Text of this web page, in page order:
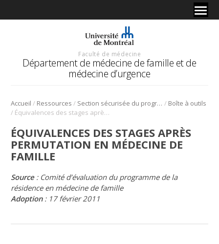
Faculté de médecine
Département de médecine de famille et de
médecine d’urgence
Accueil / Ressources / Section sécurisée du programme de médecine de famille / Boîte à outils
/
Équivalences des stages après permutation en médecine de famille
ÉQUIVALENCES DES STAGES APRÈS
PERMUTATION EN MÉDECINE DE
FAMILLE
Source: Comité d’évaluation du programme de la
résidence en médecine de famille
Adoption: 17 février 2011